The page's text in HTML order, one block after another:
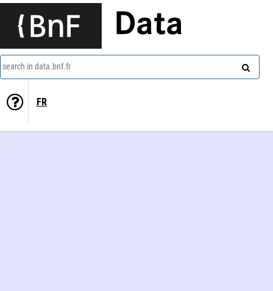
Data
search in data.bnf.fr
FR